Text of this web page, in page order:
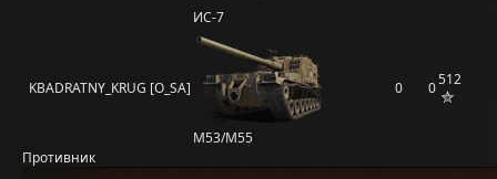
ИС-7
KBADRATNY_KRUG [O_SA]
M53/M55
0 0512
Противник